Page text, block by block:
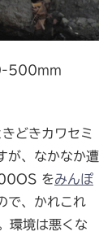
500mm
どきカワセミ
が、なかなか遭
をみんぽ
で、かれこれ
環境は悪くな